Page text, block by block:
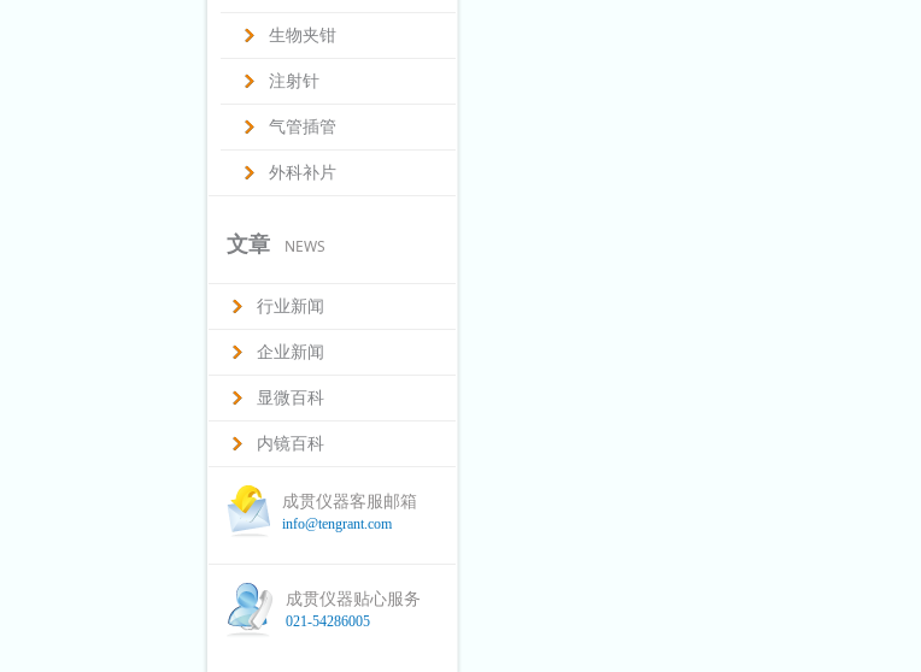
生物夹钳
注射针
气管插管
外科补片
文章 NEWS
行业新闻
企业新闻
显微百科
内镜百科
成贯仪器客服邮箱
info@tengrant.com
成贯仪器贴心服务
021-54286005